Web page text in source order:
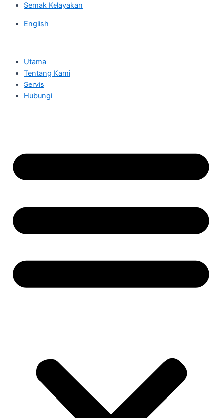
Semak Kelayakan
English
Utama
Tentang Kami
Servis
Hubungi